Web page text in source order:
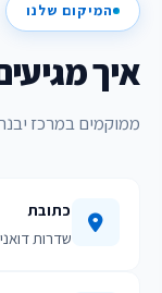
המיקום שלנו
איך
ממוקמים במרכז
כתובת
שדרות